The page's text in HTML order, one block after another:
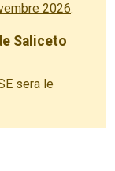
2026.
Saliceto
sera le